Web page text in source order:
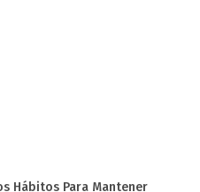
Hábitos Para Mantener